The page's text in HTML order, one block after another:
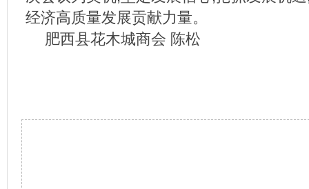
经济高质量发展贡献力量。
肥西县花木城商会 陈松